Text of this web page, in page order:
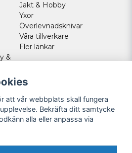
&
Jakt & Hobby
Yxor
Överlevnadsknivar
Våra tillverkare
Fler länkar
att vår webbplats skall fungera
Bekräfta ditt samtycke
alla eller anpassa via